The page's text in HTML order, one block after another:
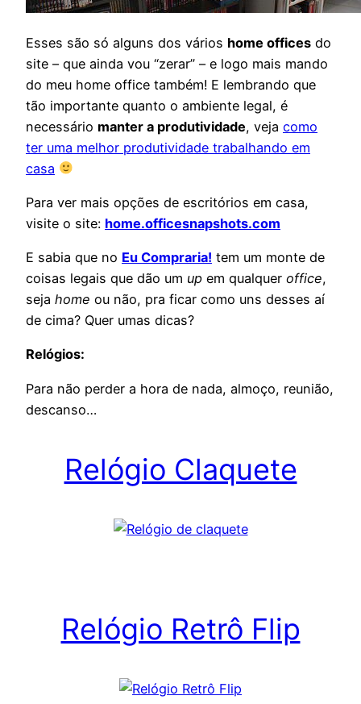
Esses são só alguns dos vários home offices do
site – que ainda vou “zerar” – e logo mais mando
do meu home office também! E lembrando que
tão importante quanto o ambiente legal, é
necessário manter a produtividade, veja como
ter uma melhor produtividade trabalhando em
casa
Para ver mais opções de escritórios em casa,
visite o site: home.officesnapshots.com
E sabia que no Eu Compraria! tem um monte de
coisas legais que dão um up em qualquer office,
seja home ou não, pra ficar como uns desses aí
de cima? Quer umas dicas?
Relógios:
Para não perder a hora de nada, almoço, reunião,
descanso…
Relógio Claquete
Relógio Retrô Flip